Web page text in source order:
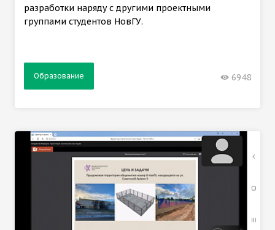
разработки наряду с другими проектными
группами студентов НовГУ.
Образование 6948